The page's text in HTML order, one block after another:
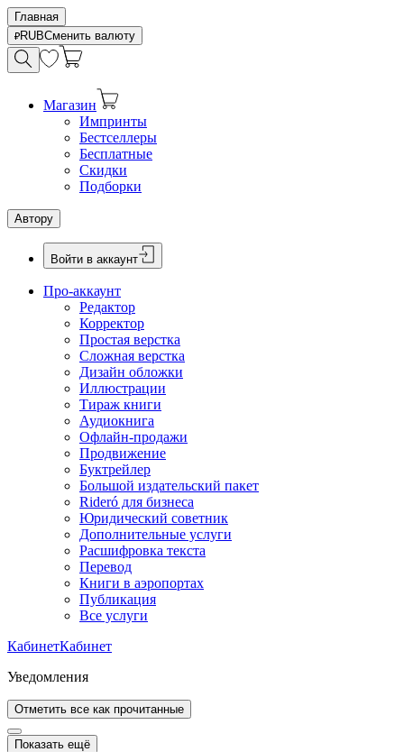
Главная
RUBСменить валюту
Магазин
Импринты
Бестселлеры
Бесплатные
Скидки
Подборки
Автору
Войти в аккаунт
Про-аккаунт
Редактор
Корректор
Простая верстка
Сложная верстка
Дизайн обложки
Иллюстрации
Тираж книги
Аудиокнига
Офлайн-продажи
Продвижение
Буктрейлер
Большой издательский пакет
Rideró для бизнеса
Юридический советник
Дополнительные услуги
Расшифровка текста
Перевод
Книги в аэропортах
Публикация
Все услуги
КабинетКабинет
Уведомления
Отметить все как прочитанные
Показать ещё